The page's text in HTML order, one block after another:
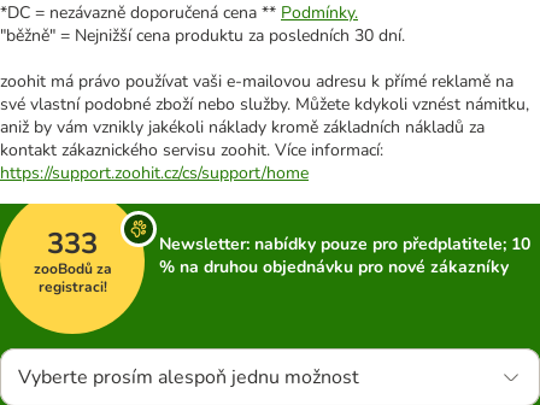
*DC = nezávazně doporučená cena ** Podmínky.
"běžně" = Nejnižší cena produktu za posledních 30 dní.
zoohit má právo používat vaši e-mailovou adresu k přímé reklamě na
své vlastní podobné zboží nebo služby. Můžete kdykoli vznést námitku,
aniž by vám vznikly jakékoli náklady kromě základních nákladů za
kontakt zákaznického servisu zoohit. Více informací:
https://support.zoohit.cz/cs/support/home
333
zooBodů za
registraci!
Newsletter: nabídky pouze pro předplatitele; 10
% na druhou objednávku pro nové zákazníky
Vyberte prosím alespoň jednu možnost